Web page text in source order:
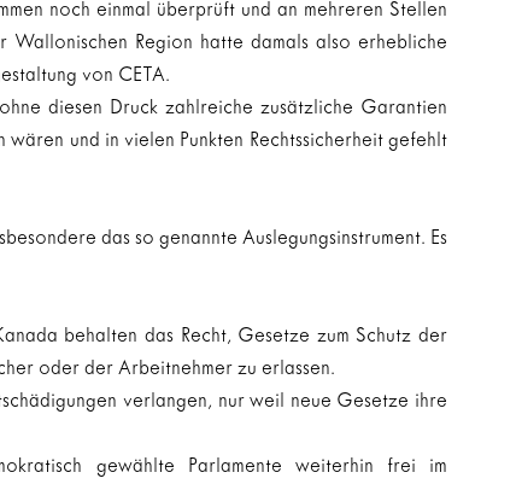
noch einmal überprüft und an mehreren Stellen
Region hatte damals also erhebliche
von CETA.
diesen Druck zahlreiche zusätzliche Garantien
und in vielen Punkten Rechtssicherheit gefehlt
das so genannte Auslegungsinstrument. Es
behalten das Recht, Gesetze zum Schutz der
oder der Arbeitnehmer zu erlassen.
verlangen, nur weil neue Gesetze ihre
gewählte Parlamente weiterhin frei im